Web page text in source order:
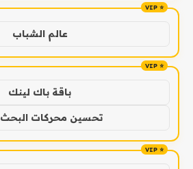
عالم الشباب
باقة باك لينك
تحسين محركات البحث SEO